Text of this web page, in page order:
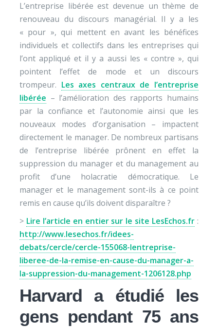
L’entreprise libérée est devenue un thème de
renouveau du discours managérial. Il y a les
« pour », qui mettent en avant les bénéfices
individuels et collectifs dans les entreprises qui
l’ont appliqué et il y a aussi les « contre », qui
pointent l’effet de mode et un discours
trompeur. Les axes centraux de l’entreprise
libérée – l’amélioration des rapports humains
par la confiance et l’autonomie ainsi que les
nouveaux modes d’organisation – impactent
directement le manager. De nombreux partisans
de l’entreprise libérée prônent en effet la
suppression du manager et du management au
profit d’une holacratie démocratique. Le
manager et le management sont-ils à ce point
remis en cause qu’ils doivent disparaître ?
> Lire l’article en entier sur le site LesEchos.fr :
http://www.lesechos.fr/idees-
debats/cercle/cercle-155068-lentreprise-
liberee-de-la-remise-en-cause-du-manager-a-
la-suppression-du-management-1206128.php
Harvard a étudié les
gens pendant 75 ans